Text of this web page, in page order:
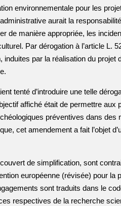
environnementale pour les
aurait la
de manière appropriée, les
Par dérogation à l’article L.
par la réalisation du projet
tenté d’introduire une telle
affiché était de permettre aux
préventives dans
cet amendement a fait l’objet
de simplification, sont
européenne (révisée) pour la
sont traduits dans le
respectives de la recherche